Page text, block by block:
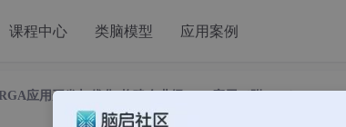
课程中心 类脑模型 应用案例
应用开发与优化-构建企业级LLM应用（附PDF）